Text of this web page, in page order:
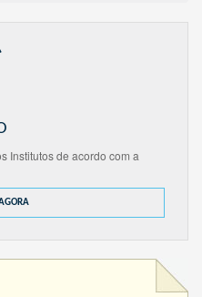
Institutos de acordo com a